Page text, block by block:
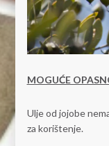
MOGUĆE
Ulje od jojobe
za korištenje.